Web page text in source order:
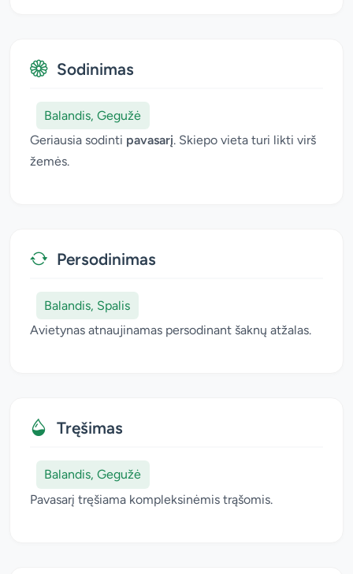
Sodinimas
Balandis, Gegužė
Geriausia sodinti pavasarį. Skiepo vieta turi likti virš
žemės.
Persodinimas
Balandis, Spalis
Avietynas atnaujinamas persodinant šaknų atžalas.
Tręšimas
Balandis, Gegužė
Pavasarį tręšiama kompleksinėmis trąšomis.